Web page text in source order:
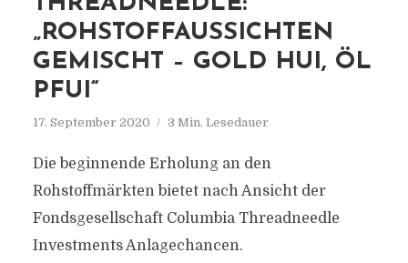
„ROHSTOFFAUSSICHTEN
GEMISCHT – GOLD HUI, ÖL
PFUI“
17. September 2020 3 Min. Lesedauer
Die beginnende Erholung an den
Rohstoffmärkten bietet nach Ansicht der
Fondsgesellschaft Columbia Threadneedle
Investments Anlagechancen.